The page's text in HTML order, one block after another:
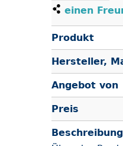
einen
Produkt
Hersteller,
Angebot von
Preis
Beschreibung